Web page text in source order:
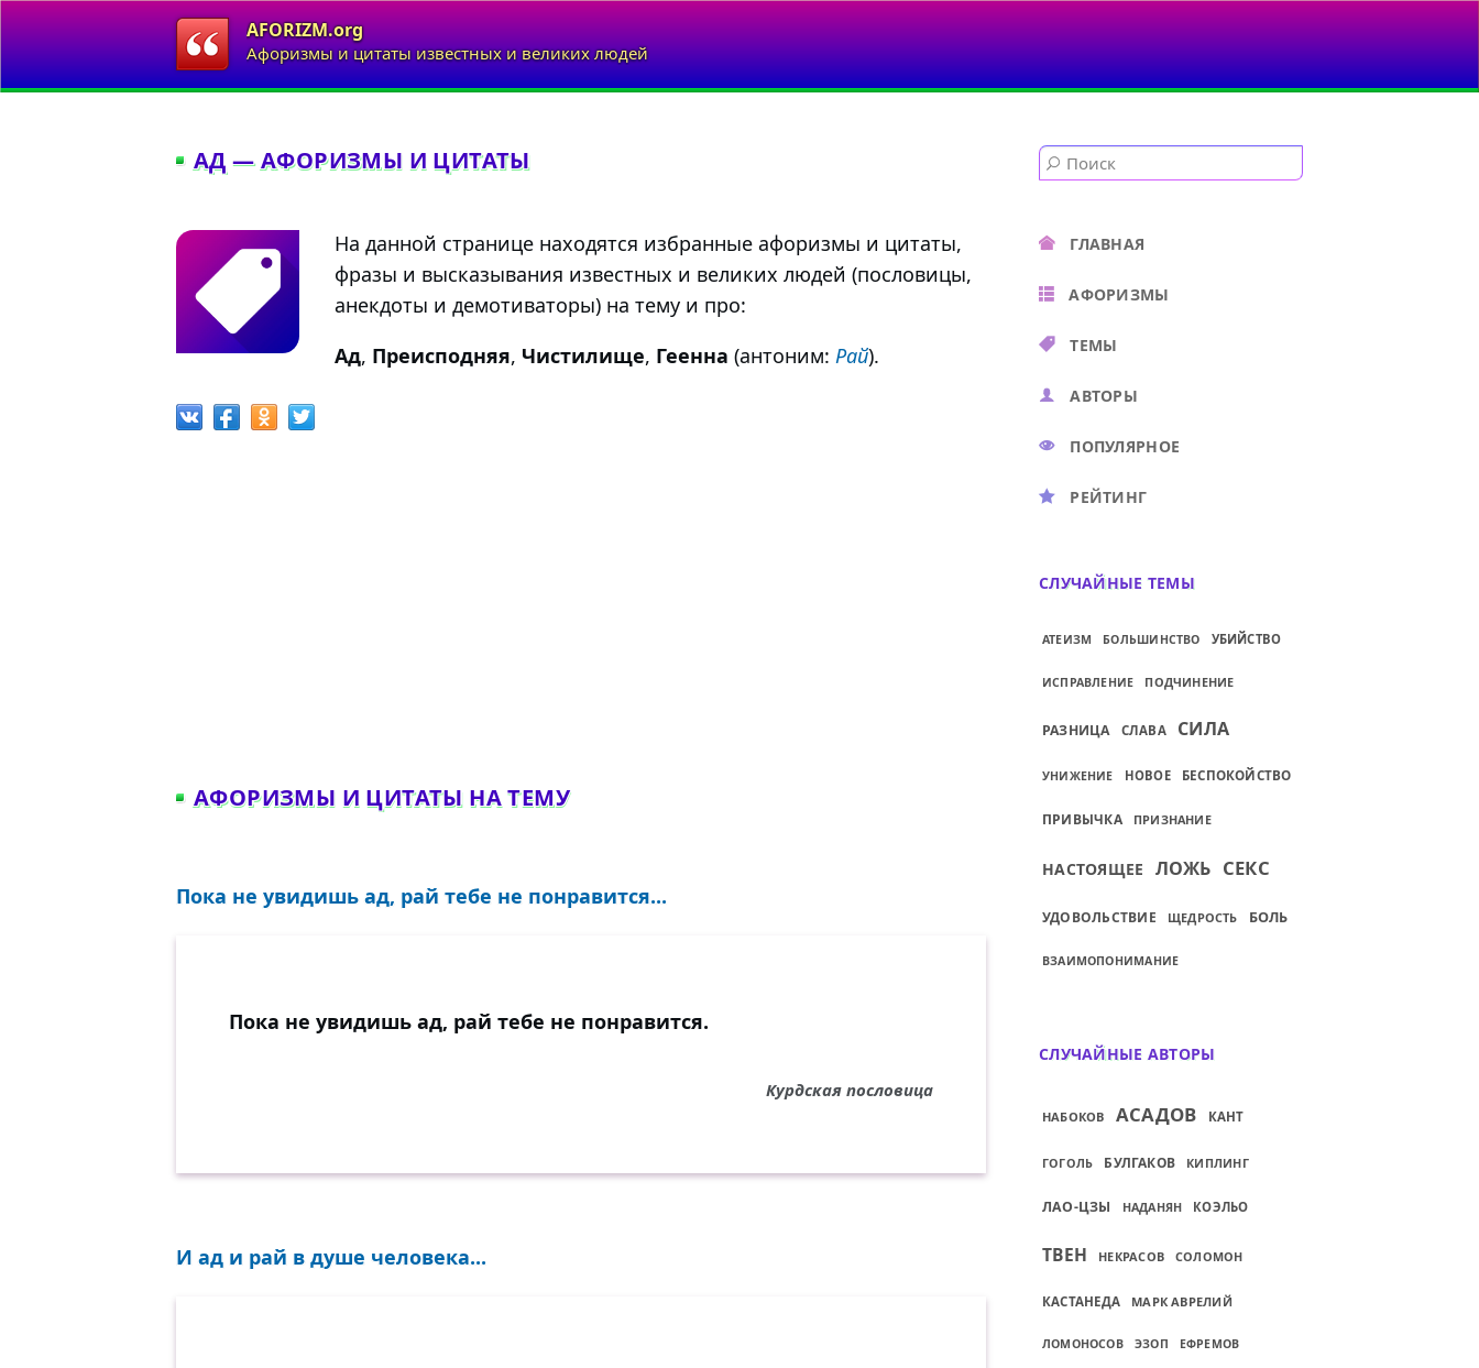
AFORIZM.org
Афоризмы и цитаты известных и великих людей
АД — АФОРИЗМЫ И ЦИТАТЫ
На данной странице находятся избранные афоризмы и цитаты,
фразы и высказывания известных и великих людей (пословицы,
анекдоты и демотиваторы) на тему и про:
Ад, Преисподняя, Чистилище, Геенна (антоним: Рай).
АФОРИЗМЫ И ЦИТАТЫ НА ТЕМУ
Пока не увидишь ад, рай тебе не понравится...
Пока не увидишь ад, рай тебе не понравится.
Курдская пословица
И ад и рай в душе человека...
ГЛАВНАЯ
АФОРИЗМЫ
ТЕМЫ
АВТОРЫ
ПОПУЛЯРНОЕ
РЕЙТИНГ
СЛУЧАЙНЫЕ ТЕМЫ
АТЕИЗМ БОЛЬШИНСТВО УБИЙСТВО
ИСПРАВЛЕНИЕ ПОДЧИНЕНИЕ
РАЗНИЦА СЛАВА СИЛА
УНИЖЕНИЕ НОВОЕ БЕСПОКОЙСТВО
ПРИВЫЧКА ПРИЗНАНИЕ
НАСТОЯЩЕЕ ЛОЖЬ СЕКС
УДОВОЛЬСТВИЕ ЩЕДРОСТЬ БОЛЬ
ВЗАИМОПОНИМАНИЕ
СЛУЧАЙНЫЕ АВТОРЫ
НАБОКОВ АСАДОВ КАНТ
ГОГОЛЬ БУЛГАКОВ КИПЛИНГ
ЛАО-ЦЗЫ НАДАНЯН КОЭЛЬО
ТВЕН НЕКРАСОВ СОЛОМОН
КАСТАНЕДА МАРК АВРЕЛИЙ
ЛОМОНОСОВ ЭЗОП ЕФРЕМОВ